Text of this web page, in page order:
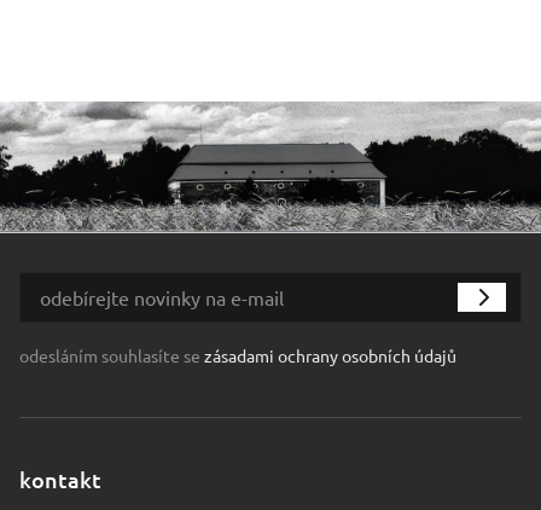
odesláním souhlasíte se zásadami ochrany osobních údajů
kontakt